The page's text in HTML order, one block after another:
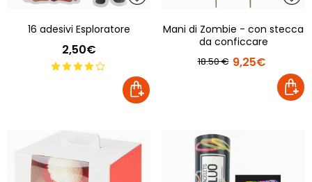
16 adesivi Esploratore
2,50€
Mani di Zombie - con stecca
da conficcare
18.50 € 9,25€